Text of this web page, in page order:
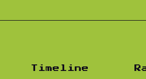
Timeline